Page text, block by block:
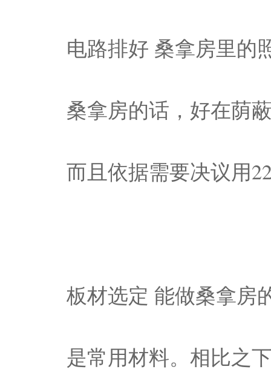
电路排好 桑拿房里的
桑拿房的话，好在荫
而且依据需要决议用
板材选定 能做桑拿房
是常用材料。相比之